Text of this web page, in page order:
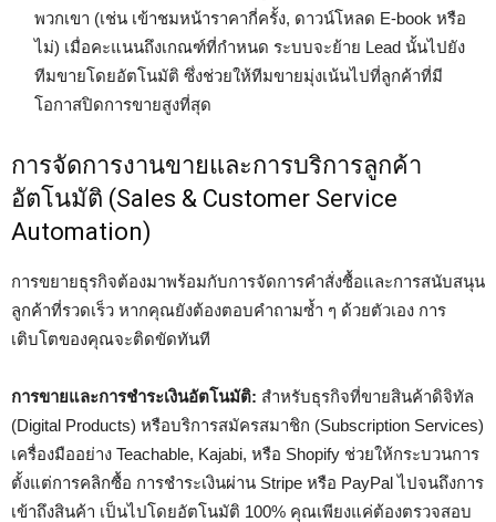
พวกเขา (เช่น เข้าชมหน้าราคากี่ครั้ง, ดาวน์โหลด E-book หรือ
ไม่) เมื่อคะแนนถึงเกณฑ์ที่กำหนด ระบบจะย้าย Lead นั้นไปยัง
ทีมขายโดยอัตโนมัติ ซึ่งช่วยให้ทีมขายมุ่งเน้นไปที่ลูกค้าที่มี
โอกาสปิดการขายสูงที่สุด
การจัดการงานขายและการบริการลูกค้า
อัตโนมัติ (Sales & Customer Service
Automation)
การขยายธุรกิจต้องมาพร้อมกับการจัดการคำสั่งซื้อและการสนับสนุน
ลูกค้าที่รวดเร็ว หากคุณยังต้องตอบคำถามซ้ำ ๆ ด้วยตัวเอง การ
เติบโตของคุณจะติดขัดทันที
การขายและการชำระเงินอัตโนมัติ: สำหรับธุรกิจที่ขายสินค้าดิจิทัล
(Digital Products) หรือบริการสมัครสมาชิก (Subscription Services)
เครื่องมืออย่าง Teachable, Kajabi, หรือ Shopify ช่วยให้กระบวนการ
ตั้งแต่การคลิกซื้อ การชำระเงินผ่าน Stripe หรือ PayPal ไปจนถึงการ
เข้าถึงสินค้า เป็นไปโดยอัตโนมัติ 100% คุณเพียงแค่ต้องตรวจสอบ